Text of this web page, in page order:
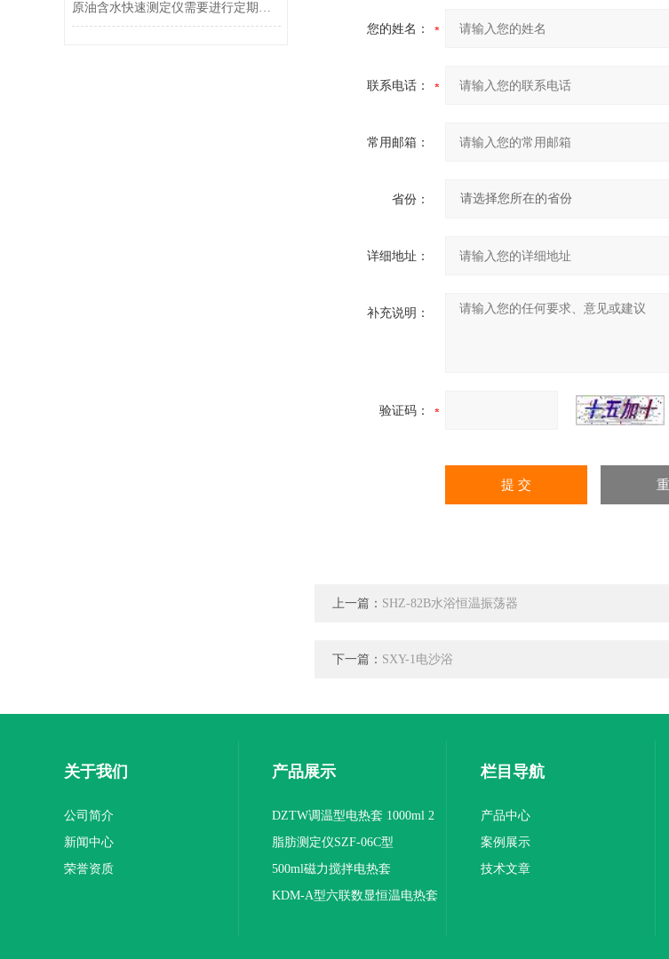
您的姓名：
联系电话：
常用邮箱：
省份：
详细地址：
补充说明：
验证码：
上一篇： SHZ-82B水浴恒温振荡器
下一篇： SXY-1电沙浴
原油含水快速测定仪需要进行定期校准
关于我们
公司简介
新闻中心
荣誉资质
产品展示
DZTW调温型电热套 1000ml 2
联
脂肪测定仪SZF-06C型
500ml磁力搅拌电热套
KDM-A型六联数显恒温电热套
栏目导航
产品中心
案例展示
技术文章